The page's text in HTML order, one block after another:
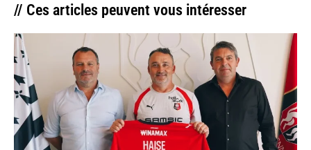
// Ces articles peuvent vous intéresser